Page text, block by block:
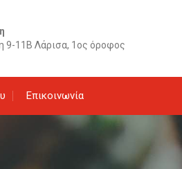
9-11Β Λάρισα, 1ος όροφος
Επικοινωνία